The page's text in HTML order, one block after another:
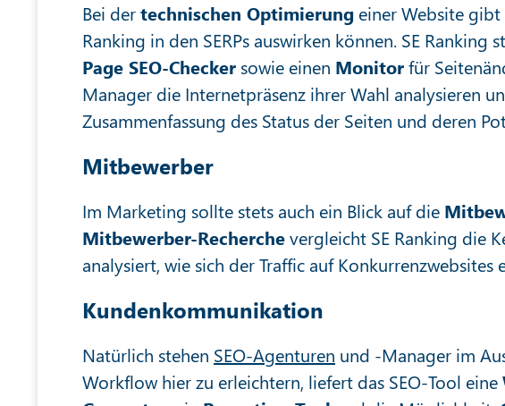
Bei dertechnischen Optimierung einer Website gibt
Ranking in den SERPs auswirken können. SE Ranking
Page SEO-Checker sowie einen Monitorfür
Manager die Internetpräsenz ihrer Wahl analysieren
Zusammenfassung des Status der Seiten und deren
Mitbewerber
Im Marketing sollte stets auch ein Blick auf die
Mitbewerber-Recherchevergleicht SE Ranking die
analysiert, wie sich der Traffic auf Konkurrenzwebsites
Kundenkommunikation
Natürlich stehen SEO-Agenturen und -Manager im
Workflow hier zu erleichtern, liefert das SEO-Tool eine